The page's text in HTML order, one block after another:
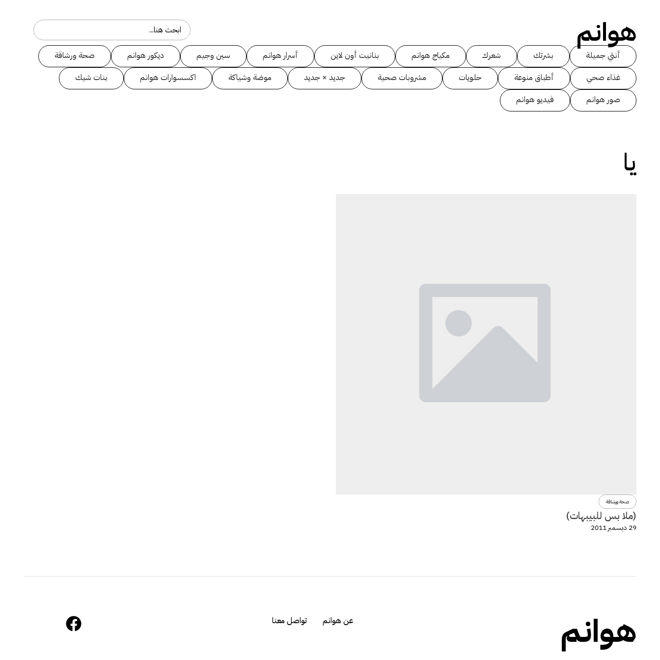
هوانم
أنتي جميلة بشرتك شعرك مكياج هوانم بنانيت أون لاين أسرار هوانم سين وجيم ديكور هوانم
صحة ورشاقة
غذاء صحي
أطباق منوعة حلويات مشروبات صحية جديد × جديد موضة وشياكة اكسسوارات هوانم
بنات شيك
صور هوانم
فيديو هوانم
يا
صحة ورشاقة
(ملا بس للبيبهات)
29 ديسمبر 2011
هوانم عن هوانم تواصل معنا